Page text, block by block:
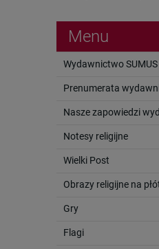
Menu
Wydawnictwo SUMUS
Prenumerata
Nasze zapowiedzi
Notesy religijne
Wielki Post
Obrazy religijne na
Gry
Flagi